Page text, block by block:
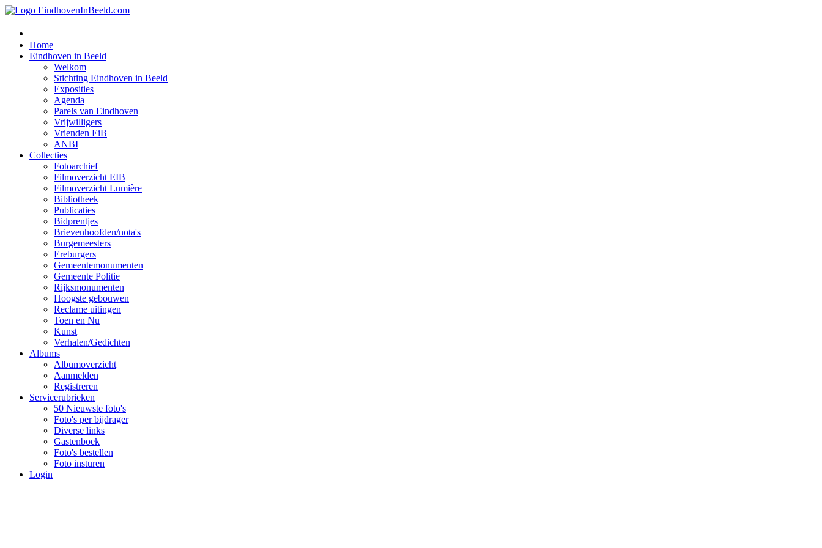
Home
Eindhoven in Beeld
Welkom
Stichting Eindhoven in Beeld
Exposities
Agenda
Parels van Eindhoven
Vrijwilligers
Vrienden EiB
ANBI
Collecties
Fotoarchief
Filmoverzicht EIB
Filmoverzicht Lumière
Bibliotheek
Publicaties
Bidprentjes
Brievenhoofden/nota's
Burgemeesters
Ereburgers
Gemeentemonumenten
Gemeente Politie
Rijksmonumenten
Hoogste gebouwen
Reclame uitingen
Toen en Nu
Kunst
Verhalen/Gedichten
Albums
Albumoverzicht
Aanmelden
Registreren
Servicerubrieken
50 Nieuwste foto's
Foto's per bijdrager
Diverse links
Gastenboek
Foto's bestellen
Foto insturen
Login